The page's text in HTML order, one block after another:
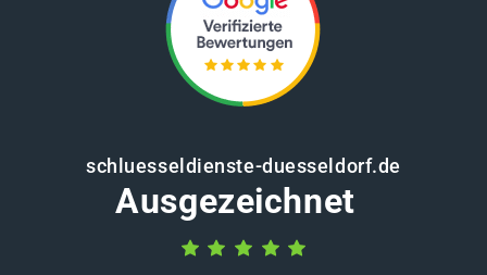
schluesseldienste-duesseldorf.de
Ausgezeichnet